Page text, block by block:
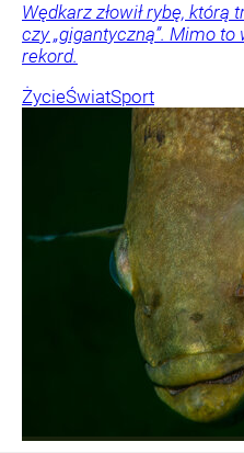
Wędkarz złowił rybę, którą
czy „gigantyczną”. Mimo to
rekord.
ŻycieŚwiatSport